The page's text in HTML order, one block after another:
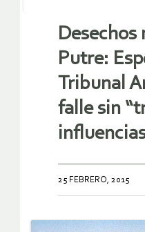
Desechos
Putre:
Tribunal
falle sin
25 FEBRERO, 2015